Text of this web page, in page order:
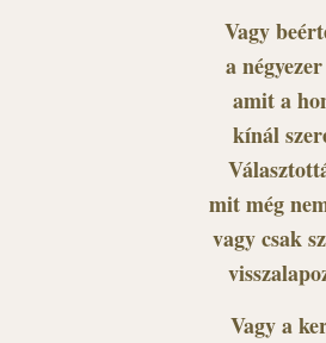
Vagy
a
amit a
kínál
mit még
vagy csak
Vagy a